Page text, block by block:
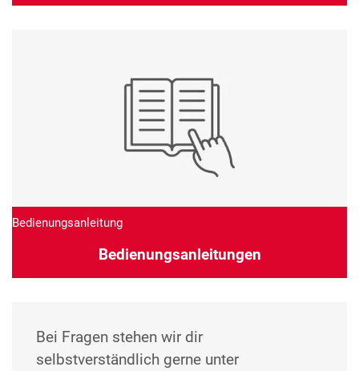
Bedienungsanleitung
Bedienungsanleitungen
Bei Fragen stehen wir dir
selbstverständlich gerne unter